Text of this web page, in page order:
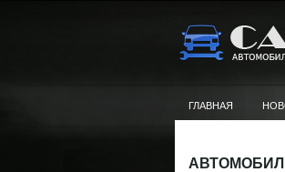
ГЛАВНАЯ